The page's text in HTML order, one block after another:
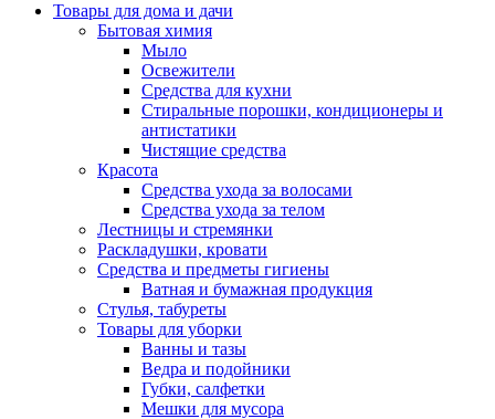
Товары для дома и дачи
Бытовая химия
Мыло
Освежители
Средства для кухни
Стиральные порошки, кондиционеры и
антистатики
Чистящие средства
Красота
Средства ухода за волосами
Средства ухода за телом
Лестницы и стремянки
Раскладушки, кровати
Средства и предметы гигиены
Ватная и бумажная продукция
Стулья, табуреты
Товары для уборки
Ванны и тазы
Ведра и подойники
Губки, салфетки
Мешки для мусора